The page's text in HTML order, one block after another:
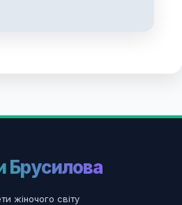
Брусилова
жіночого світу